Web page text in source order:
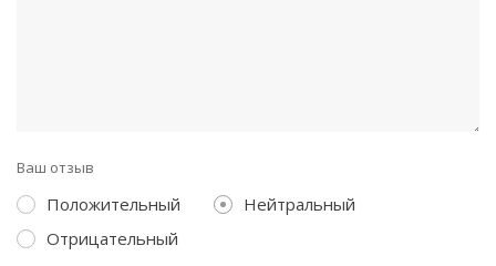
Ваш отзыв
Положительный
Нейтральный
Отрицательный